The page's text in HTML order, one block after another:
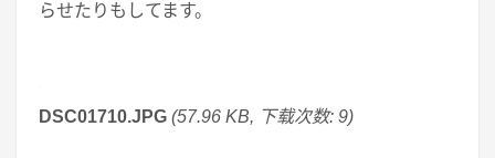
らせたりもしてます。
DSC01710.JPG (57.96 KB, 下载次数: 9)